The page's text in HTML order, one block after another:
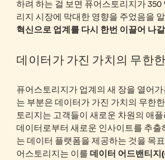
하려 하는 걸 보면 퓨어스토리지가 350
리지 시장에 막대한 영향을 주었음을
혁신으로 업계를 다시 한번 이끌어 나
데이터가 가진 가치의 무한
퓨어스토리지가 업계의 새 장을 열어
는 부분은 데이터가 가진 가치의 무한
토리지는 고객들이 새로운 차원의 애
데이터로부터 새로운 인사이트를 추출
는 데이터 플랫폼을 제공하는 것을 목
어스토리지는 이를 데이터 어드밴티지